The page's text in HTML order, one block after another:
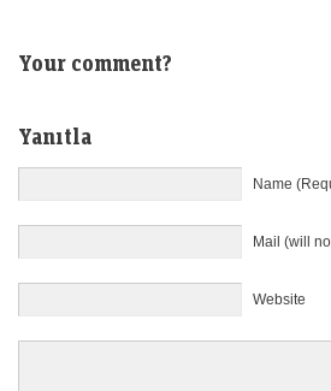
Your comment?
Yanıtla
Name
Mail (will
Website